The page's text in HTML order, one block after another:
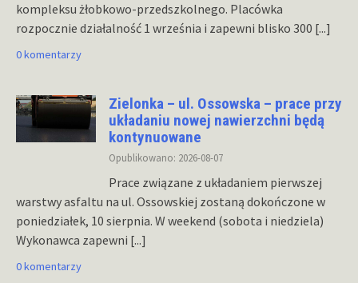
kompleksu żłobkowo-przedszkolnego. Placówka
rozpocznie działalność 1 września i zapewni blisko 300 [...]
0 komentarzy
Zielonka – ul. Ossowska – prace przy
układaniu nowej nawierzchni będą
kontynuowane
Opublikowano: 2026-08-07
Prace związane z układaniem pierwszej
warstwy asfaltu na ul. Ossowskiej zostaną dokończone w
poniedziałek, 10 sierpnia. W weekend (sobota i niedziela)
Wykonawca zapewni [...]
0 komentarzy